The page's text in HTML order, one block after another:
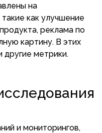
на
как улучшение
реклама по
картину. В этих
другие метрики.
и мониторингов,